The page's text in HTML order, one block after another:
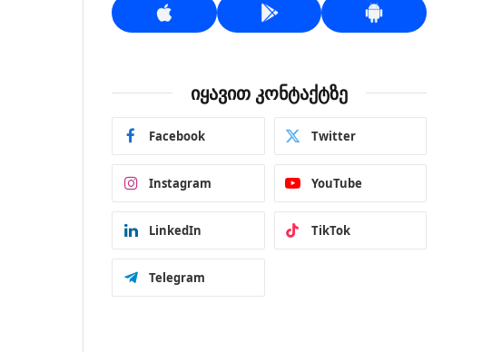
იყავით კონტაქტზე
Facebook Twitter
Instagram YouTube
LinkedIn TikTok
Telegram